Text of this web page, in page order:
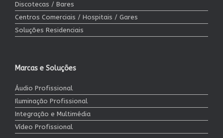
Discotecas / Bares
Centros Comerciais / Hospitais / Gares
Soluções Residenciais
Marcas e Soluções
Áudio Profissional
Iluminação Profissional
Integração e Multimédia
Vídeo Profissional